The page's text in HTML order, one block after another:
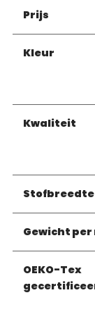
Prijs
Kleur
Kwaliteit
Stofbreedte
Gewicht per
OEKO-Tex